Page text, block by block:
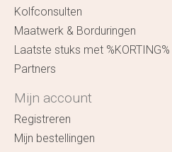
Kolfconsulten
Maatwerk & Borduringen
Laatste stuks met %KORTING%
Partners
Mijn account
Registreren
Mijn bestellingen